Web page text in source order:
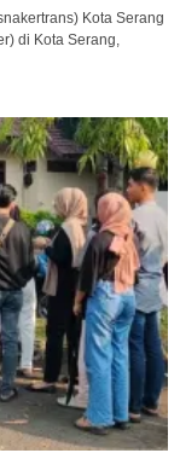
Kota Serang
di Kota Serang,